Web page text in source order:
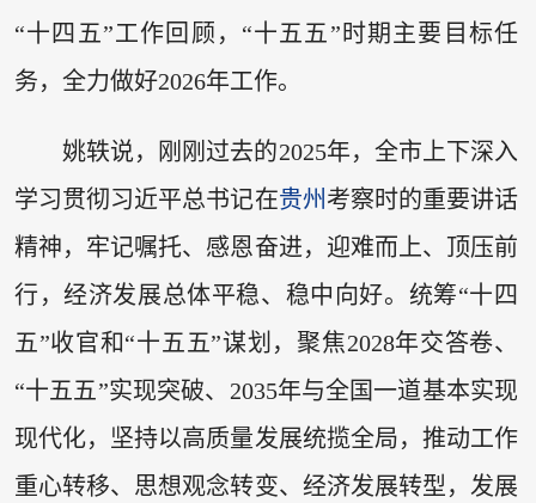
“十四五”工作回顾，“十五五”时期主要目标任
务，全力做好2026年工作。
姚轶说，刚刚过去的2025年，全市上下深入
学习贯彻习近平总书记在贵州 考察时的重要讲话
精神，牢记嘱托、感恩奋进，迎难而上、顶压前
行，经济发展总体平稳、稳中向好。统筹“十四
五”收官和“十五五”谋划，聚焦2028年交答卷、
“十五五”实现突破、2035年与全国一道基本实现
现代化，坚持以高质量发展统揽全局，推动工作
重心转移、思想观念转变、经济发展转型，发展